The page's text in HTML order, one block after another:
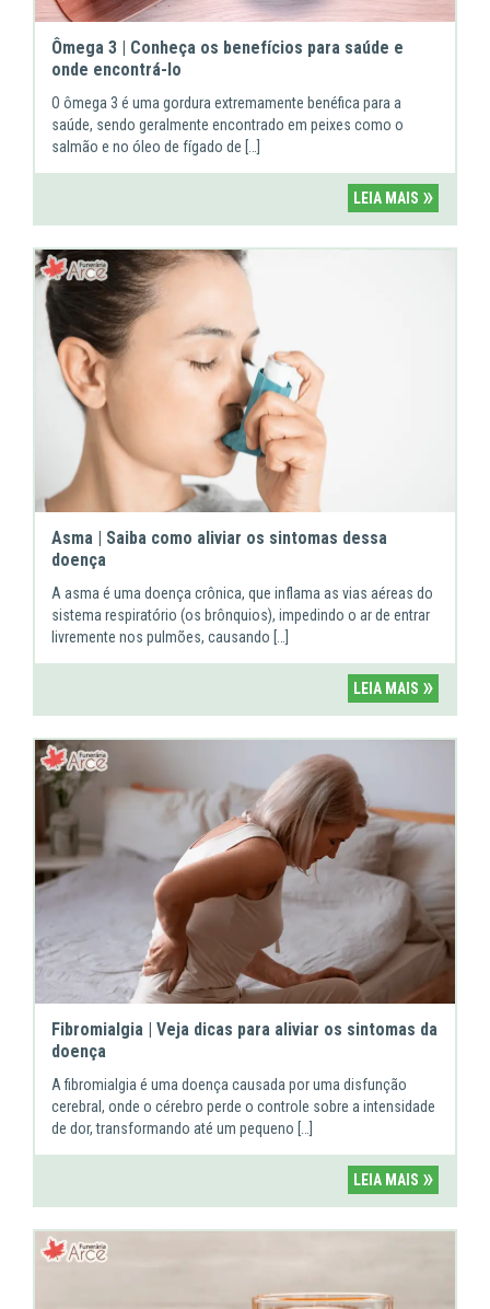
Ômega 3 | Conheça os benefícios para saúde e
onde encontrá-lo
O ômega 3 é uma gordura extremamente benéfica para a
saúde, sendo geralmente encontrado em peixes como o
salmão e no óleo de fígado de […]
LEIA MAIS »
Asma | Saiba como aliviar os sintomas dessa
doença
A asma é uma doença crônica, que inflama as vias aéreas do
sistema respiratório (os brônquios), impedindo o ar de entrar
livremente nos pulmões, causando […]
LEIA MAIS »
Fibromialgia | Veja dicas para aliviar os sintomas da
doença
A fibromialgia é uma doença causada por uma disfunção
cerebral, onde o cérebro perde o controle sobre a intensidade
de dor, transformando até um pequeno […]
LEIA MAIS »